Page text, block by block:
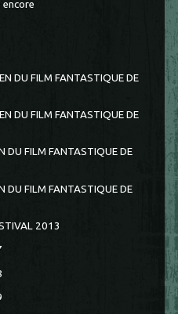
encore
DU FILM FANTASTIQUE DE
DU FILM FANTASTIQUE DE
DU FILM FANTASTIQUE DE
DU FILM FANTASTIQUE DE
2013